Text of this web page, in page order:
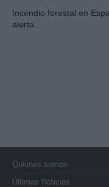
Incendio forestal en
alerta…
Quienes somos
Últimas Noticias